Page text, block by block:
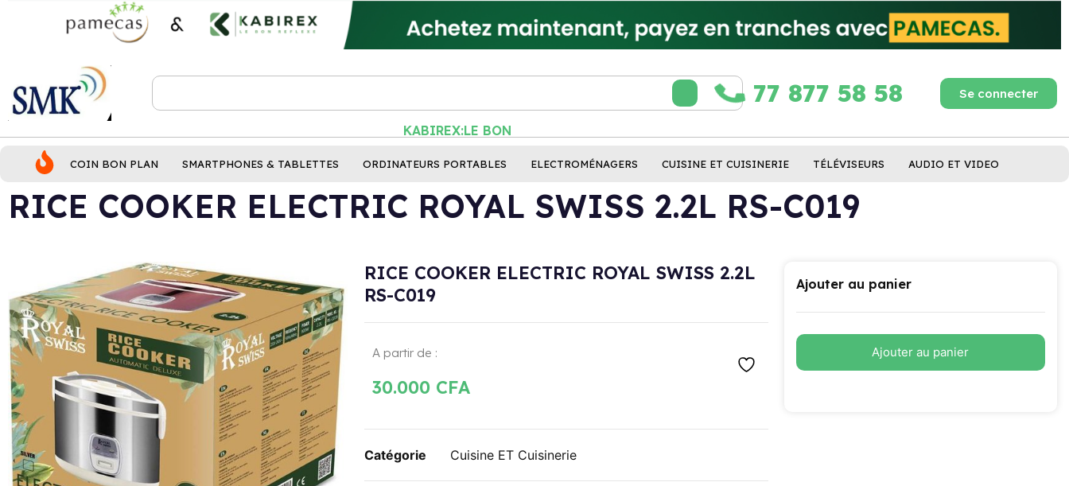
77 877 58 58 Se connecter
KABIREX:LE BON RÉF
COIN BON PLAN SMARTPHONES & TABLETTES ORDINATEURS PORTABLES ELECTROMÉNAGERS CUISINE ET CUISINERIE TÉLÉVISEURS AUDIO ET VIDEO
RICE COOKER ELECTRIC ROYAL SWISS 2.2L RS-C019
RICE COOKER ELECTRIC ROYAL SWISS 2.2L
RS-C019
A partir de :
30.000 CFA
Catégorie Cuisine ET Cuisinerie
Ajouter au panier
Ajouter au panier